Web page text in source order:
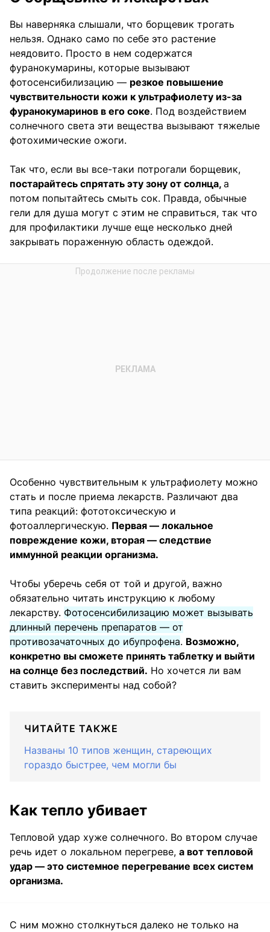
Вы наверняка слышали, что борщевик трогать
нельзя. Однако само по себе это растение
неядовито. Просто в нем содержатся
фуранокумарины, которые вызывают
фотосенсибилизацию — резкое повышение
чувствительности кожи к ультрафиолету из-за
фуранокумаринов в его соке. Под воздействием
солнечного света эти вещества вызывают тяжелые
фотохимические ожоги.
Так что, если вы все-таки потрогали борщевик,
постарайтесь спрятать эту зону от солнца, а
потом попытайтесь смыть сок. Правда, обычные
гели для душа могут с этим не справиться, так что
для профилактики лучше еще несколько дней
закрывать пораженную область одеждой.
Особенно чувствительным к ультрафиолету можно
стать и после приема лекарств. Различают два
типа реакций: фототоксическую и
фотоаллергическую. Первая — локальное
повреждение кожи, вторая — следствие
иммунной реакции организма.
Чтобы уберечь себя от той и другой, важно
обязательно читать инструкцию к любому
лекарству. Фотосенсибилизацию может вызывать
длинный перечень препаратов — от
противозачаточных до ибупрофена. Возможно,
конкретно вы сможете принять таблетку и выйти
на солнце без последствий. Но хочется ли вам
ставить эксперименты над собой?
ЧИТАЙТЕ ТАКЖЕ
Названы 10 типов женщин, стареющих
гораздо быстрее, чем могли бы
Как тепло убивает
Тепловой удар хуже солнечного. Во втором случае
речь идет о локальном перегреве, а вот тепловой
удар — это системное перегревание всех систем
организма.
С ним можно столкнуться далеко не только на